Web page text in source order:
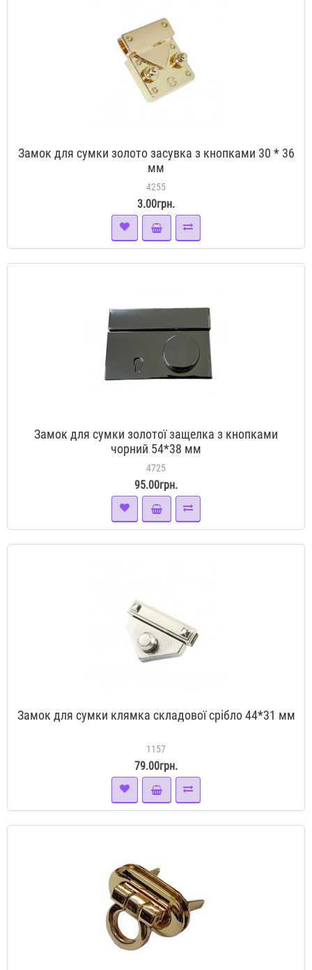
Замок для сумки золото засувка з кнопками 30 * 36
мм
4255
3.00грн.
Замок для сумки золотої защелка з кнопками
чорний 54*38 мм
4725
95.00грн.
Замок для сумки клямка складової срібло 44*31 мм
1157
79.00грн.